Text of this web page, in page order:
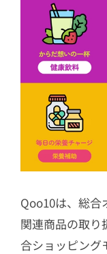
Qoo10は、総合
関連商品の取り
合ショッピング